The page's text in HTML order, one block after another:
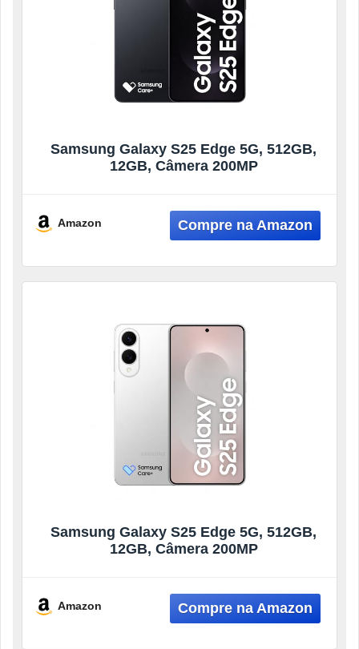
Samsung Galaxy S25 Edge 5G, 512GB,
12GB, Câmera 200MP
Amazon
Samsung Galaxy S25 Edge 5G, 512GB,
12GB, Câmera 200MP
Amazon